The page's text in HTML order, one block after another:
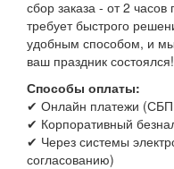
сбор заказа - от 2
требует быстрого
удобным способом, и
ваш праздник состоялся!
Способы оплаты:
✔ Онлайн платежи (СБП
✔ Корпоративный
✔ Через системы
согласованию)